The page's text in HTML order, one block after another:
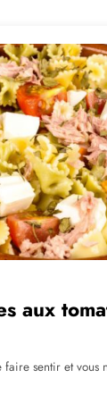
aux
faire sentir et vous